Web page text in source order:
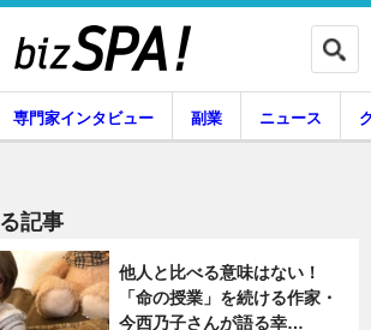
ュー 専門家インタビュー
専門家インタビュー 副業 ニュース
記事
他人と比べる意味はない！
「命の授業」を続ける作家・
今西乃子さんが語る幸…